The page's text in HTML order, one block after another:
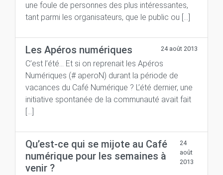
une foule de personnes des plus intéressantes,
tant parmi les organisateurs, que le public ou […]
Les Apéros numériques 24 août 2013
C’est l’été… Et si on reprenait les Apéros
Numériques (# aperoN) durant la période de
vacances du Café Numérique ? L’été dernier, une
initiative spontanée de la communauté avait fait
[…]
Qu’est-ce qui se mijote au Café
numérique pour les semaines à
venir ?
24
août
2013